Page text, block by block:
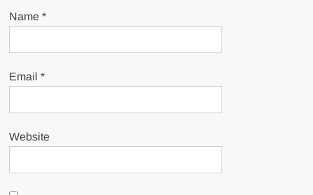
Name*
Email*
Website